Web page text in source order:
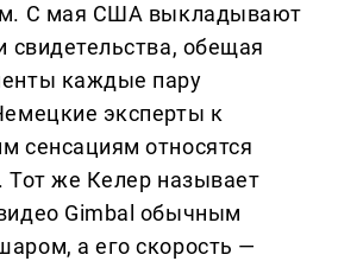
С мая США выкладывают
свидетельства, обещая
каждые пару
эксперты к
сенсациям относятся
Тот же Келер называет
Gimbal обычным
а его скорость —